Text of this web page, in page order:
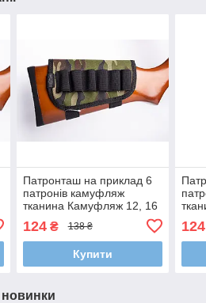
Патронташ на приклад 6
патронів камуфляж
тканина Камуфляж 12, 16
124₴ 138 ₴
Купити
124
новинки